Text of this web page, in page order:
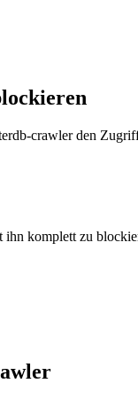
crawler den
ihn komplett zu